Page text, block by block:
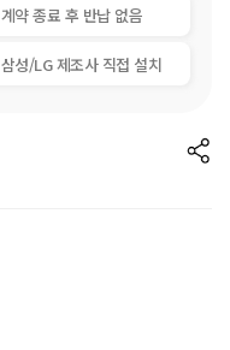
계약 종료 후 반납 없음
삼성/LG 제조사 직접 설치